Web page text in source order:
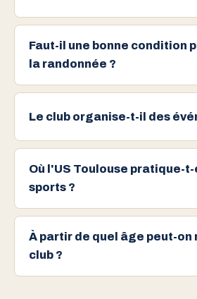
Faut-il une bonne condition
la randonnée ?
Le club organise-t-il des
Où l'US Toulouse pratique-
sports ?
À partir de quel âge peut-on
club ?